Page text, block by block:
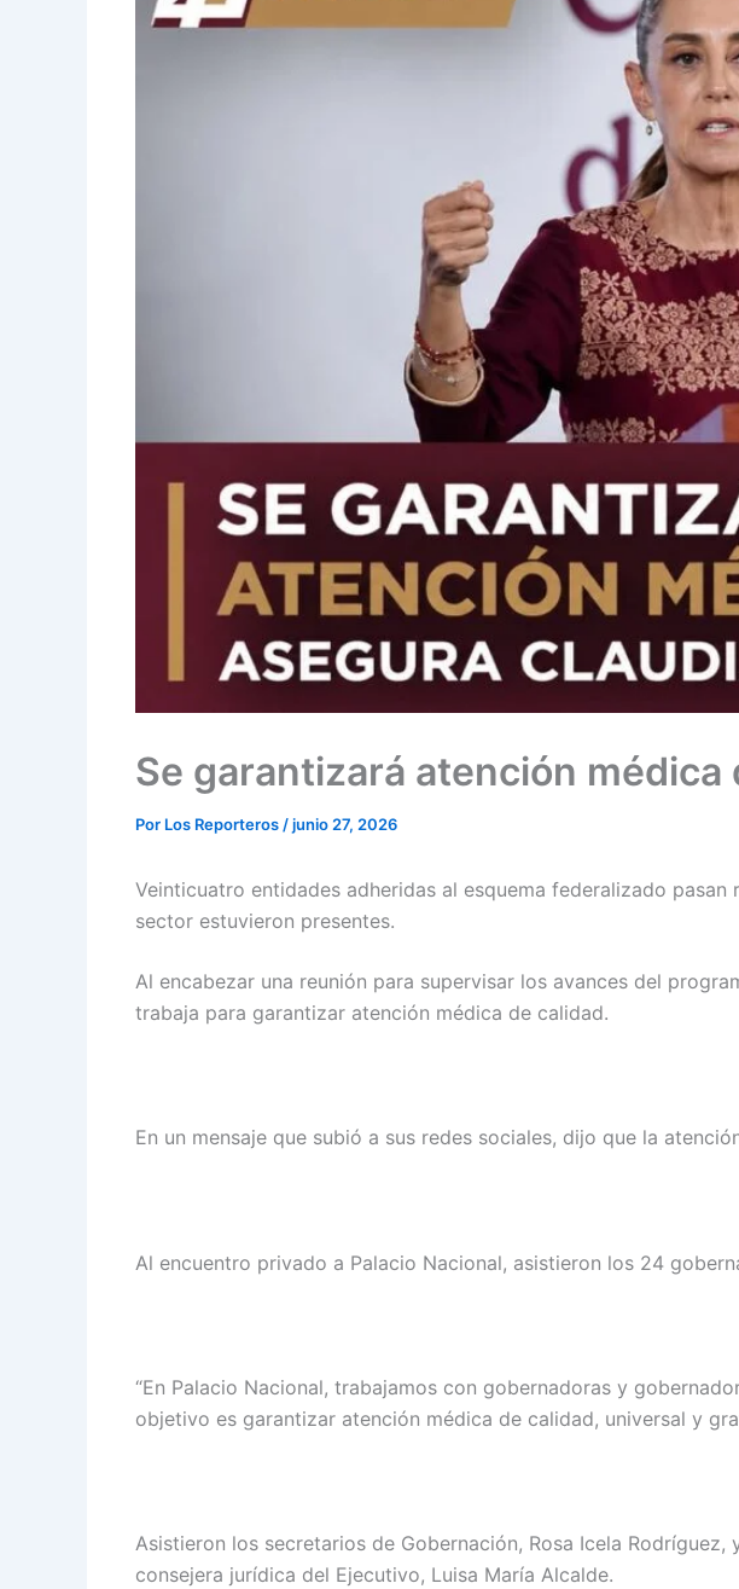
Se garantizará atención médica
Por Los Reporteros/junio 27, 2026
Veinticuatro entidades adheridas al esquema federalizado
sector estuvieron presentes.
Al encabezar una reunión para supervisar los avances del
trabaja para garantizar atención médica de calidad.
En un mensaje que subió a sus redes sociales, dijo que la
Al encuentro privado a Palacio Nacional, asistieron los 24
“En Palacio Nacional, trabajamos con gobernadoras y
objetivo es garantizar atención médica de calidad, universal y
Asistieron los secretarios de Gobernación, Rosa Icela
consejera jurídica del Ejecutivo, Luisa María Alcalde.